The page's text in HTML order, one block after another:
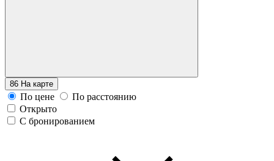
86 На карте
По цене
По расстоянию
Открыто
С бронированием